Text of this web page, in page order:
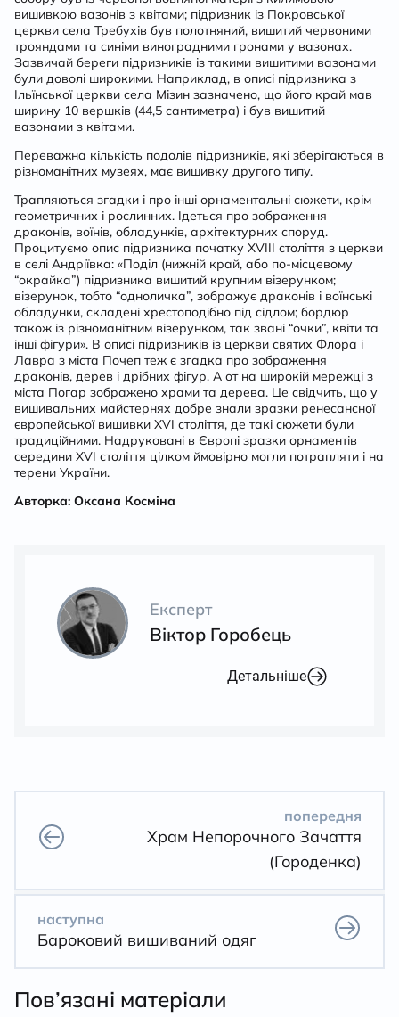
вишивкою вазонів з квітами; підризник із Покровської
церкви села Требухів був полотняний, вишитий червоними
трояндами та синіми виноградними гронами у вазонах.
Зазвичай береги підризників із такими вишитими вазонами
були доволі широкими. Наприклад, в описі підризника з
Ільїнської церкви села Мізин зазначено, що його край мав
ширину 10 вершків (44,5 сантиметра) і був вишитий
вазонами з квітами.
Переважна кількість подолів підризників, які зберігаються в
різноманітних музеях, має вишивку другого типу.
Трапляються згадки і про інші орнаментальні сюжети, крім
геометричних і рослинних. Ідеться про зображення
драконів, воїнів, обладунків, архітектурних споруд.
Процитуємо опис підризника початку XVIII століття з церкви
в селі Андріївка: «Поділ (нижній край, або по-місцевому
“окрайка”) підризника вишитий крупним візерунком;
візерунок, тобто “одноличка”, зображує драконів і воїнські
обладунки, складені хрестоподібно під сідлом; бордюр
також із різноманітним візерунком, так звані “очки”, квіти та
інші фігури». В описі підризників із церкви святих Флора і
Лавра з міста Почеп теж є згадка про зображення
драконів, дерев і дрібних фігур. А от на широкій мережці з
міста Погар зображено храми та дерева. Це свідчить, що у
вишивальних майстернях добре знали зразки ренесансної
європейської вишивки XVI століття, де такі сюжети були
традиційними. Надруковані в Європі зразки орнаментів
середини XVI століття цілком ймовірно могли потрапляти і на
терени України.
Авторка: Оксана Косміна
Експерт
Віктор Горобець
Детальніше
попередня
Храм Непорочного Зачаття
(Городенка)
наступна
Бароковий вишиваний одяг
Пов’язані матеріали